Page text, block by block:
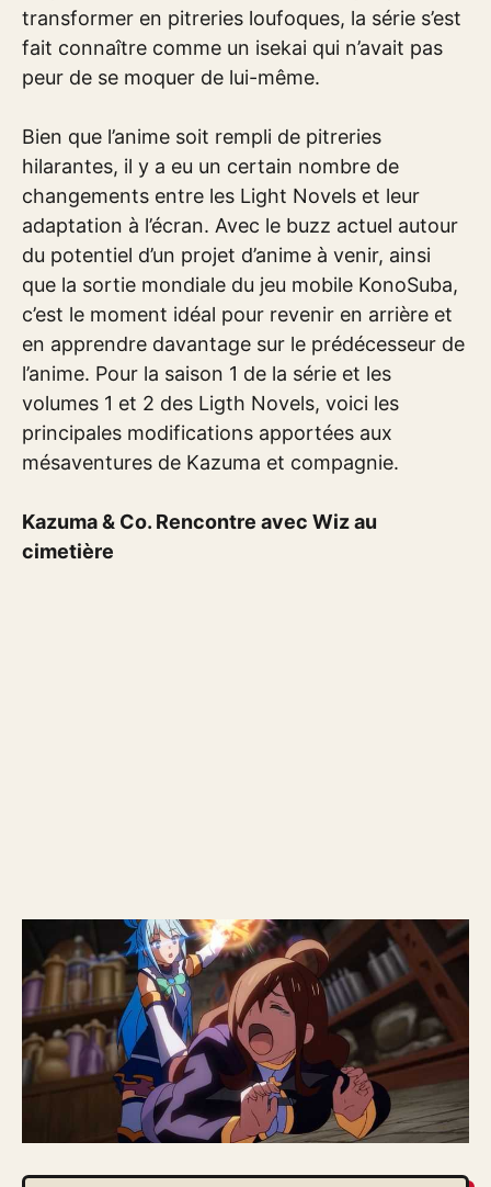
transformer en pitreries loufoques, la série s’est
fait connaître comme un isekai qui n’avait pas
peur de se moquer de lui-même.
Bien que l’anime soit rempli de pitreries
hilarantes, il y a eu un certain nombre de
changements entre les Light Novels et leur
adaptation à l’écran. Avec le buzz actuel autour
du potentiel d’un projet d’anime à venir, ainsi
que la sortie mondiale du jeu mobile KonoSuba,
c’est le moment idéal pour revenir en arrière et
en apprendre davantage sur le prédécesseur de
l’anime. Pour la saison 1 de la série et les
volumes 1 et 2 des Ligth Novels, voici les
principales modifications apportées aux
mésaventures de Kazuma et compagnie.
Kazuma & Co. Rencontre avec Wiz au
cimetière